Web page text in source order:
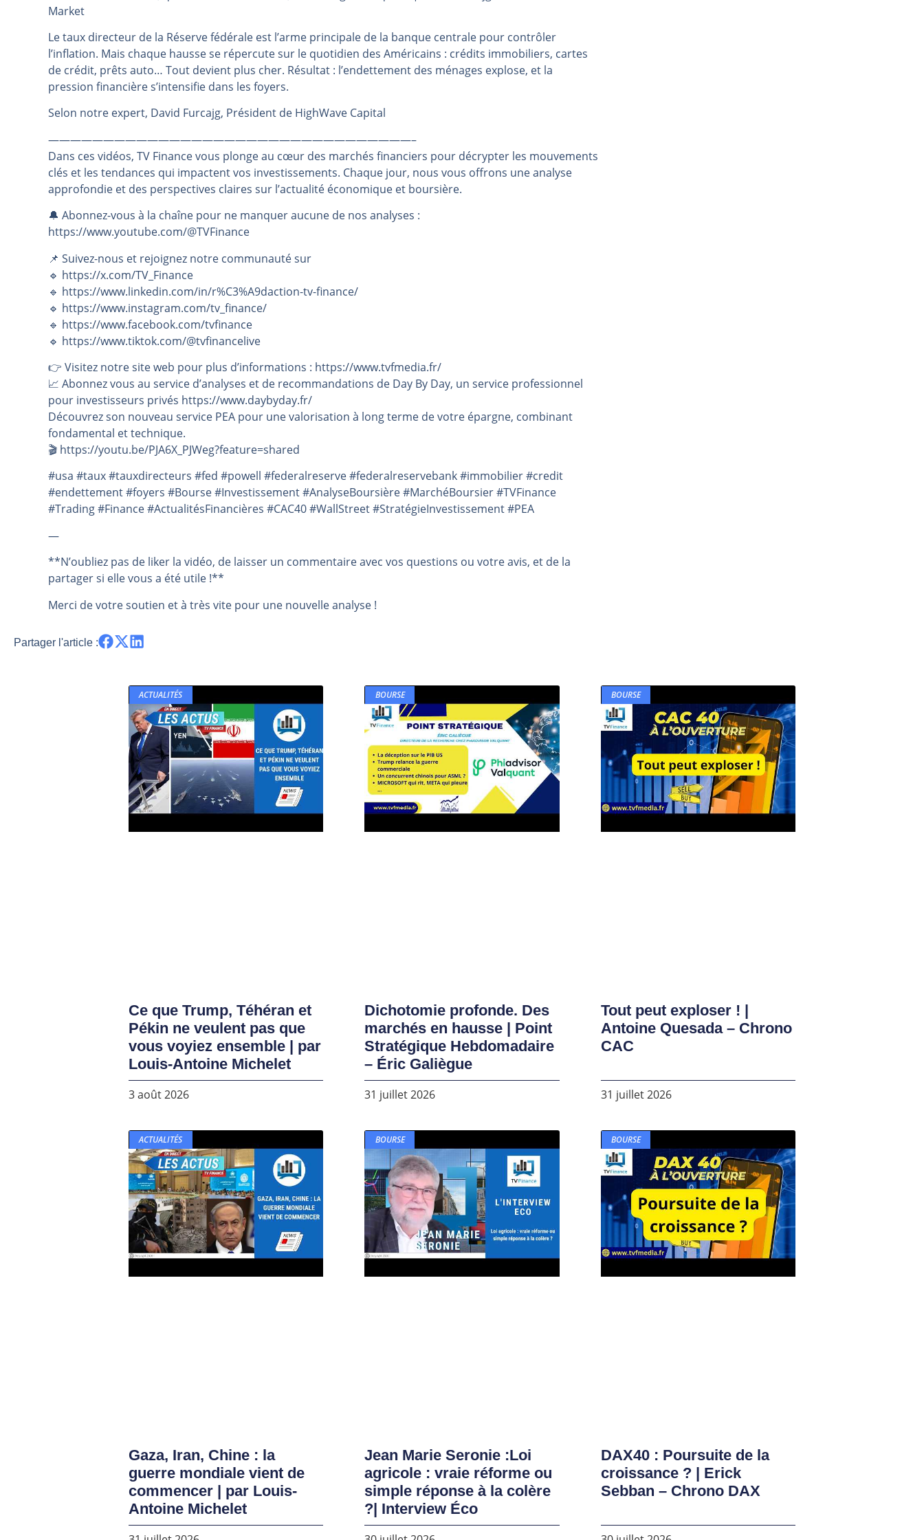
Une inertie haussière qui ralentit | Antoine Quesada – Chrono CAC
Pourquoi le monde entier vacille en même temps cette semaine ? | par Louis-Antoine Michelet
WTI : Explosion mais réserves au plus bas | Denis Desclos – Market Movers
Market
Le taux directeur de la Réserve fédérale est l’arme principale de la banque centrale pour contrôler
l’inflation. Mais chaque hausse se répercute sur le quotidien des Américains : crédits immobiliers, cartes
de crédit, prêts auto… Tout devient plus cher. Résultat : l’endettement des ménages explose, et la
pression financière s’intensifie dans les foyers.
Selon notre expert, David Furcajg, Président de HighWave Capital
—————————————————————————————————–
Dans ces vidéos, TV Finance vous plonge au cœur des marchés financiers pour décrypter les mouvements
clés et les tendances qui impactent vos investissements. Chaque jour, nous vous offrons une analyse
approfondie et des perspectives claires sur l’actualité économique et boursière.
🔔 Abonnez-vous à la chaîne pour ne manquer aucune de nos analyses :
https://www.youtube.com/@TVFinance
📌 Suivez-nous et rejoignez notre communauté sur
🔹 https://x.com/TV_Finance
🔹 https://www.linkedin.com/in/r%C3%A9daction-tv-finance/
🔹 https://www.instagram.com/tv_finance/
🔹 https://www.facebook.com/tvfinance
🔹 https://www.tiktok.com/@tvfinancelive
👉️ Visitez notre site web pour plus d’informations : https://www.tvfmedia.fr/
📈 Abonnez vous au service d’analyses et de recommandations de Day By Day, un service professionnel
pour investisseurs privés https://www.daybyday.fr/
Découvrez son nouveau service PEA pour une valorisation à long terme de votre épargne, combinant
fondamental et technique.
🎬️ https://youtu.be/PJA6X_PJWeg?feature=shared
#usa #taux #tauxdirecteurs #fed #powell #federalreserve #federalreservebank #immobilier #credit
#endettement #foyers #Bourse #Investissement #AnalyseBoursière #MarchéBoursier #TVFinance
#Trading #Finance #ActualitésFinancières #CAC40 #WallStreet #StratégieInvestissement #PEA
—
**N’oubliez pas de liker la vidéo, de laisser un commentaire avec vos questions ou votre avis, et de la
partager si elle vous a été utile !**
Merci de votre soutien et à très vite pour une nouvelle analyse !
Partager l'article :
ACTUALITÉS
Ce que Trump, Téhéran et
Pékin ne veulent pas que
vous voyiez ensemble | par
Louis-Antoine Michelet
3 août 2026
BOURSE
Dichotomie profonde. Des
marchés en hausse | Point
Stratégique Hebdomadaire
– Éric Galiègue
31 juillet 2026
BOURSE
Tout peut exploser ! |
Antoine Quesada – Chrono
CAC
31 juillet 2026
ACTUALITÉS
Gaza, Iran, Chine : la
guerre mondiale vient de
commencer | par Louis-
Antoine Michelet
BOURSE
Jean Marie Seronie :Loi
agricole : vraie réforme ou
simple réponse à la colère
?| Interview Éco
BOURSE
DAX40 : Poursuite de la
croissance ? | Erick
Sebban – Chrono DAX